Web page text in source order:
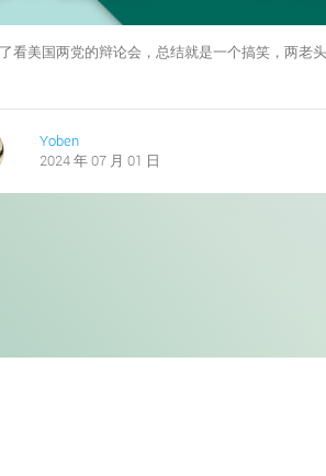
看美国两党的辩论会，总结就是一个搞笑，两
Yoben
2024 年 07 月 01 日